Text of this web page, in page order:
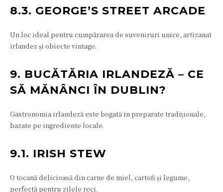
8.3. GEORGE’S STREET ARCADE
Un loc ideal pentru cumpărarea de suveniruri unice, artizanat
irlandez și obiecte vintage.
9. BUCĂTĂRIA IRLANDEZĂ – CE
SĂ MĂNÂNCI ÎN DUBLIN?
Gastronomia irlandeză este bogată în preparate tradiționale,
bazate pe ingrediente locale.
9.1. IRISH STEW
O tocană delicioasă din carne de miel, cartofi și legume,
perfectă pentru zilele reci.